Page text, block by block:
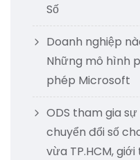
Số
Doanh nghiệp
Những mô hình
phép Microsoft
ODS tham gia
chuyển đổi số
vừa TP.HCM,